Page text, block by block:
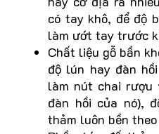
có tay khô, để độ
làm ướt tay trước
Chất liệu gỗ bần
độ lún hay đàn
làm nút chai rượu
đàn hồi của nó),
thảm luôn bền